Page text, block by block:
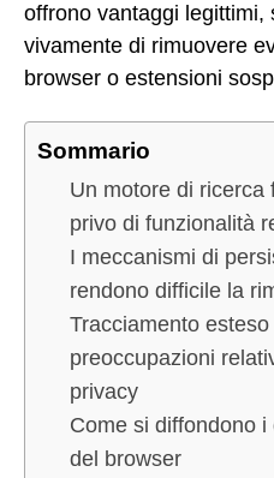
offrono vantaggi legittimi,
vivamente di rimuovere
browser o estensioni
Sommario
Un motore di ricerca
privo di funzionalità
I meccanismi di
rendono difficile la
Tracciamento
preoccupazioni
privacy
Come si diffondono i
del browser